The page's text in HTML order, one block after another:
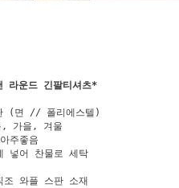
라운드 긴팔티셔츠
(면 // 폴리에스텔)
, 가을, 겨울
주좋음
넣어 찬물로 세탁
조 와플 스판 소재